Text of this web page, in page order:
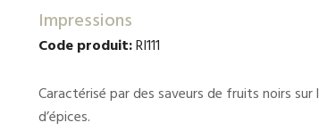
Impressions
Code produit:RI111
Caractérisé par des saveurs de fruits noirs
d’épices.